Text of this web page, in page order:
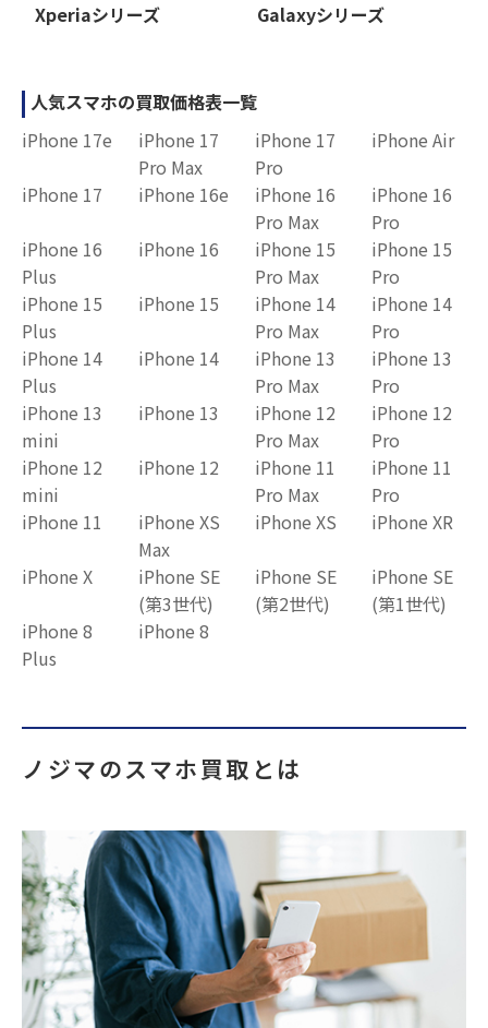
Xperiaシリーズ Galaxyシリーズ
人気スマホの買取価格表一覧
iPhone 17e
iPhone 17
Pro Max
iPhone 17
Pro
iPhone Air
iPhone 17 iPhone 16e
iPhone 16
Pro Max
iPhone 16
Pro
iPhone 16
Plus
iPhone 16
iPhone 15
Pro Max
iPhone 15
Pro
iPhone 15
Plus
iPhone 15
iPhone 14
Pro Max
iPhone 14
Pro
iPhone 14
Plus
iPhone 14
iPhone 13
Pro Max
iPhone 13
Pro
iPhone 13
mini
iPhone 13
iPhone 12
Pro Max
iPhone 12
Pro
iPhone 12
mini
iPhone 12
iPhone 11
Pro Max
iPhone 11
Pro
iPhone 11
iPhone XS
Max
iPhone XS iPhone XR
iPhone X
iPhone SE
(第3世代)
iPhone SE
(第2世代)
iPhone SE
(第1世代)
iPhone 8
Plus
iPhone 8
ノジマのスマホ買取とは